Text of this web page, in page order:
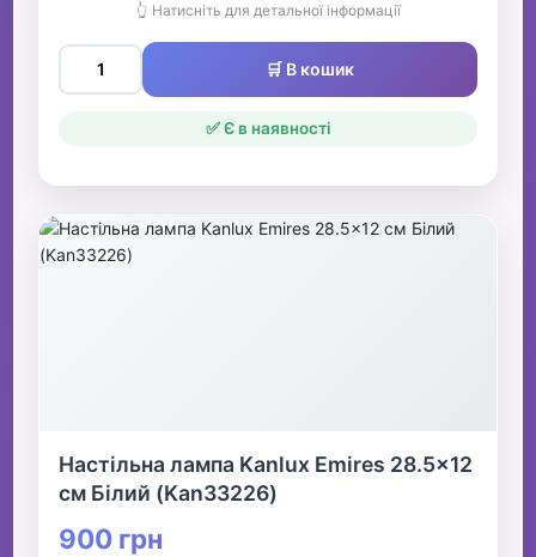
👆 Натисніть для детальної інформації
🛒 В кошик
✅ Є в наявності
Настільна лампа Kanlux Emires 28.5x12
см Білий (Kan33226)
900 грн